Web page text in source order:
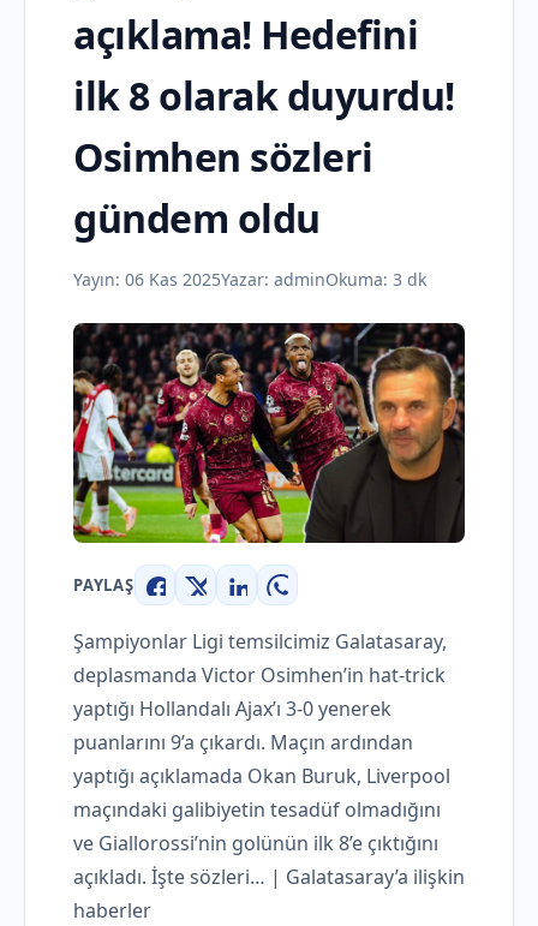
açıklama! Hedefini
ilk 8 olarak duyurdu!
Osimhen sözleri
gündem oldu
Yayın: 06 Kas 2025Yazar: adminOkuma: 3 dk
PAYLAŞ
Facebook
X LinkedInWhatsApp
Şampiyonlar Ligi temsilcimiz Galatasaray,
deplasmanda Victor Osimhen’in hat-trick
yaptığı Hollandalı Ajax’ı 3-0 yenerek
puanlarını 9’a çıkardı. Maçın ardından
yaptığı açıklamada Okan Buruk, Liverpool
maçındaki galibiyetin tesadüf olmadığını
ve Giallorossi’nin golünün ilk 8’e çıktığını
açıkladı. İşte sözleri… | Galatasaray’a ilişkin
haberler